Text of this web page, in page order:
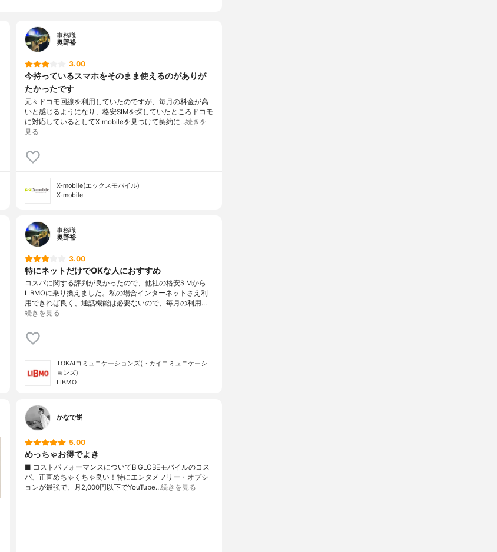
事務職
奥野裕
3.00
今持っているスマホをそのまま使えるのがありが
たかったです
元々ドコモ回線を利用していたのですが、毎月の料金が高
いと感じるようになり、格安SIMを探していたところドコモ
に対応しているとしてX-mobileを見つけて契約に…続きを
見る
X-mobile(エックスモバイル)
X-mobile
事務職
奥野裕
3.00
特にネットだけでOKな人におすすめ
コスパに関する評判が良かったので、他社の格安SIMから
LIBMOに乗り換えました。私の場合インターネットさえ利
用できれば良く、通話機能は必要ないので、毎月の利用…
続きを見る
TOKAIコミュニケーションズ(トカイコミュニケーシ
ョンズ)
LIBMO
かなで餅
5.00
めっちゃお得でよき
■ コストパフォーマンスについてBIGLOBEモバイルのコス
パ、正直めちゃくちゃ良い！特にエンタメフリー・オプシ
ョンが最強で、月2,000円以下でYouTube…続きを見る